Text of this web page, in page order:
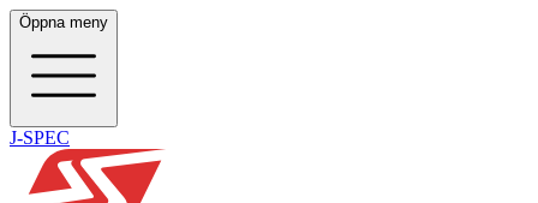
Öppna meny
J-SPEC